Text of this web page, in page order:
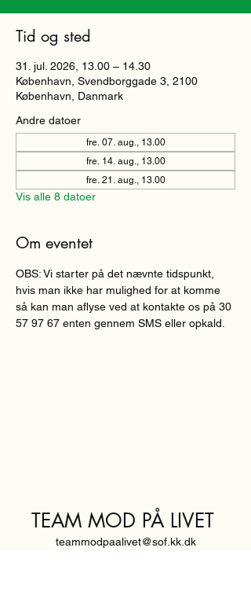
Tid og sted
31. jul. 2026, 13.00 – 14.30
København, Svendborggade 3, 2100
København, Danmark
Andre datoer
fre. 07. aug., 13.00
fre. 14. aug., 13.00
fre. 21. aug., 13.00
Vis alle 8 datoer
Om eventet
OBS: Vi starter på det nævnte tidspunkt,
hvis man ikke har mulighed for at komme
så kan man aflyse ved at kontakte os på 30
57 97 67 enten gennem SMS eller opkald.
TEAM MOD PÅ LIVET
teammodpaalivet@sof.kk.dk